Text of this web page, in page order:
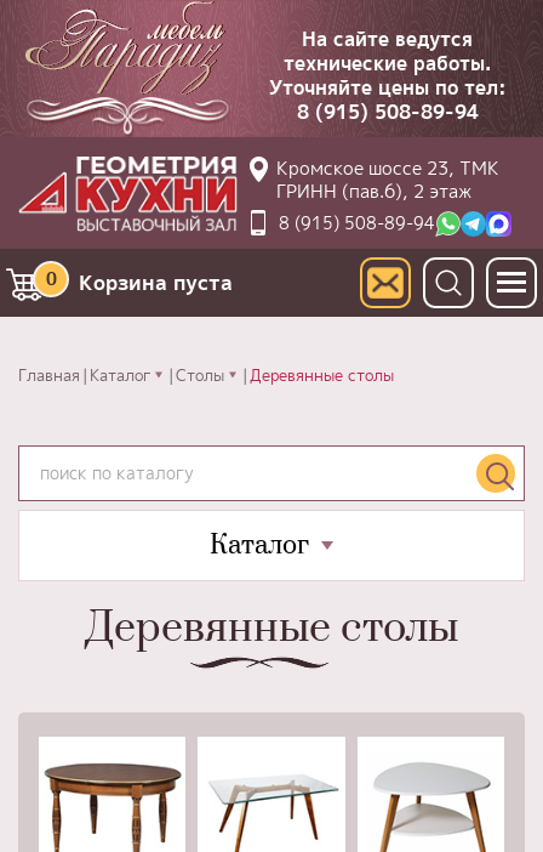
На сайте ведутся
технические работы.
Уточняйте цены по тел:
8 (915) 508-89-94
Кромское шоссе 23, ТМК
ГРИНН (пав.6), 2 этаж
8 (915) 508-89-94
0 Корзина пуста
Главная Каталог Столы Деревянные столы
Каталог
Деревянные столы